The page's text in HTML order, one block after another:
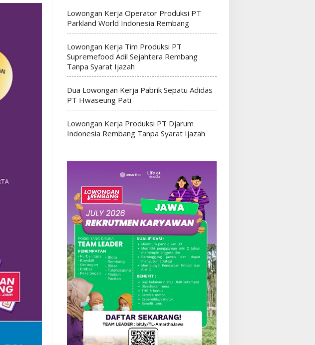
Lowongan Kerja Operator Produksi PT
Parkland World Indonesia Rembang
Lowongan Kerja Tim Produksi PT
Supremefood Adil Sejahtera Rembang
Tanpa Syarat Ijazah
Dua Lowongan Kerja Pabrik Sepatu Adidas
PT Hwaseung Pati
Lowongan Kerja Produksi PT Djarum
Indonesia Rembang Tanpa Syarat Ijazah